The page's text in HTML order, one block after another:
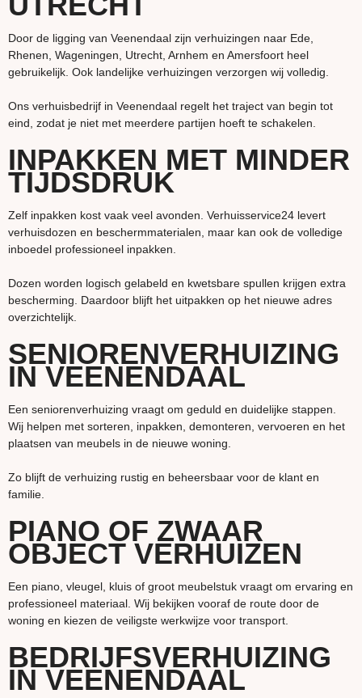
Door de ligging van Veenendaal zijn verhuizingen naar Ede,
Rhenen, Wageningen, Utrecht, Arnhem en Amersfoort heel
gebruikelijk. Ook landelijke verhuizingen verzorgen wij volledig.
Ons verhuisbedrijf in Veenendaal regelt het traject van begin tot
eind, zodat je niet met meerdere partijen hoeft te schakelen.
INPAKKEN MET MINDER
TIJDSDRUK
Zelf inpakken kost vaak veel avonden. Verhuisservice24 levert
verhuisdozen en beschermmaterialen, maar kan ook de volledige
inboedel professioneel inpakken.
Dozen worden logisch gelabeld en kwetsbare spullen krijgen extra
bescherming. Daardoor blijft het uitpakken op het nieuwe adres
overzichtelijk.
SENIORENVERHUIZING
IN VEENENDAAL
Een seniorenverhuizing vraagt om geduld en duidelijke stappen.
Wij helpen met sorteren, inpakken, demonteren, vervoeren en het
plaatsen van meubels in de nieuwe woning.
Zo blijft de verhuizing rustig en beheersbaar voor de klant en
familie.
PIANO OF ZWAAR
OBJECT VERHUIZEN
Een piano, vleugel, kluis of groot meubelstuk vraagt om ervaring en
professioneel materiaal. Wij bekijken vooraf de route door de
woning en kiezen de veiligste werkwijze voor transport.
BEDRIJFSVERHUIZING
IN VEENENDAAL